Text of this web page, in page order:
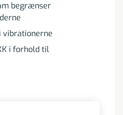
begrænser
vibrationerne
i forhold til